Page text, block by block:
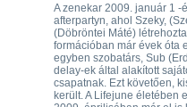
A zenekar 2009. január 1 -
afterpartyn, ahol Szeky,
(Döbröntei Máté)
formációban már évek óta
egyben szobatárs, Sub
delay-ek által alakított
csapatnak. Ezt követően,
került. A Lifejune életében